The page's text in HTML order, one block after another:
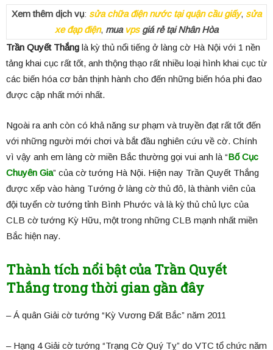
Xem thêm dịch vụ: sửa chữa điện nước tại quận cầu giấy, sửa
xe đạp điện, mua vpsgiá rẻ tại Nhân Hòa
Trần Quyết Thắng là kỳ thủ nổi tiếng ở làng cờ Hà Nội với 1 nền
tảng khai cục rất tốt, anh thộng thạo rất nhiều loại hình khai cục từ
các biến hóa cơ bản thịnh hành cho đến những biến hóa phi đao
được cập nhất mới nhất.
Ngoài ra anh còn có khả năng sư phạm và truyền đạt rất tốt đến
với những người mới chơi và bắt đầu nghiên cứu về cờ. Chính
vì vậy anh em làng cờ miền Bắc thường gọi vui anh là “Bố Cục
Chuyên Gia” của cờ tướng Hà Nội. Hiện nay Trần Quyết Thắng
được xếp vào hàng Tướng ở làng cờ thủ đô, là thành viên của
đội tuyển cờ tướng tỉnh Bình Phước và là kỳ thủ chủ lực của
CLB cờ tướng Kỳ Hữu, một trong những CLB mạnh nhất miền
Bắc hiện nay.
Thành tích nổi bật của Trần Quyết
Thắng trong thời gian gần đây
– Á quân Giải cờ tướng “Kỳ Vương Đất Bắc” năm 2011
– Hạng 4 Giải cờ tướng “Trạng Cờ Quý Tỵ” do VTC tổ chức năm